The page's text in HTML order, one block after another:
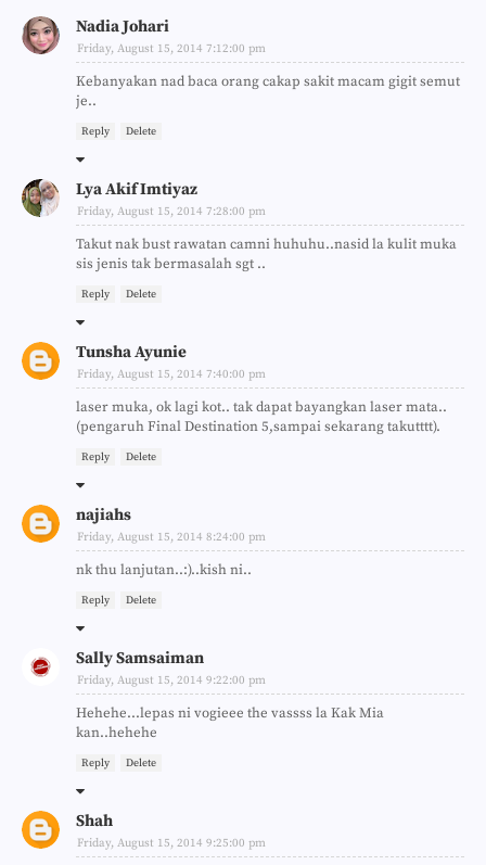
Nadia Johari
Friday, August 15, 2014 7:12:00 pm
Kebanyakan nad baca orang cakap sakit macam gigit semut
je..
Reply Delete
Lya Akif Imtiyaz
Friday, August 15, 2014 7:28:00 pm
Takut nak bust rawatan camni huhuhu..nasid la kulit muka
sis jenis tak bermasalah sgt ..
Reply Delete
Tunsha Ayunie
Friday, August 15, 2014 7:40:00 pm
laser muka, ok lagi kot.. tak dapat bayangkan laser mata..
(pengaruh Final Destination 5,sampai sekarang takutttt).
Reply Delete
najiahs
Friday, August 15, 2014 8:24:00 pm
nk thu lanjutan..:)..kish ni..
Reply Delete
Sally Samsaiman
Friday, August 15, 2014 9:22:00 pm
Hehehe...lepas ni vogieee the vassss la Kak Mia
kan..hehehe
Reply Delete
Shah
Friday, August 15, 2014 9:25:00 pm